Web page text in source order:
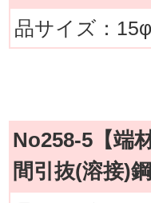
品サイズ：
No258-5【端
間引抜(溶接